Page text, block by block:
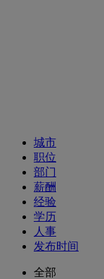
城市
职位
部门
薪酬
经验
学历
人事
发布时间
全部